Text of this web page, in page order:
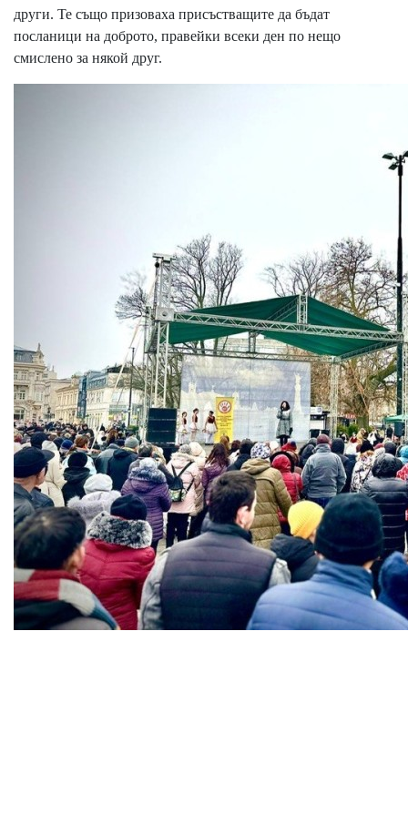
други. Те също призоваха присъстващите да бъдат
посланици на доброто, правейки всеки ден по нещо
смислено за някой друг.